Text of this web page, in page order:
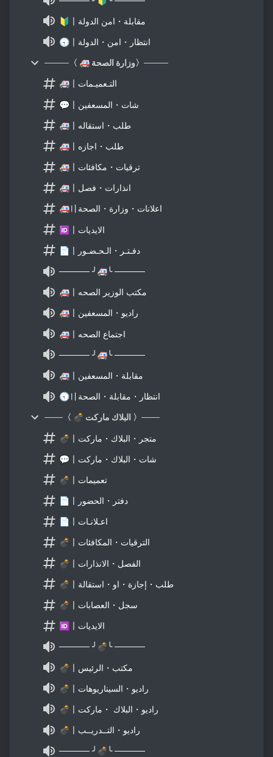
🔰〡مقابلة・امن الدولة
🕣〡انتظار・امن・الدولة
────〈 🚑 وزارة الصحة〉────
🚑〡التـعميـمات
💬〡شات・المسعفين
🚑〡طلب・استقاله
🚑〡طلب・اجازه
🚑〡ترقيات・مكافئات
🚑〡انذارات・فصل
🚑〢اعلانات・وزارة・الصحة
🆔〡الايديات
📄〡دفـتـر・الـحـضـور
───── ╯🚑╰ ─────
🚑〡مكتب الوزير الصحه
🚑〡راديو・المسعفين
🚑〡اجتماع الصحه
───── ╯🚑╰ ─────
🚑〡مقابلة・المسعفين
🕣〢انتظار・مقابلة・الصحة
───〈 💣 البلاك ماركت 〉───
💣〡متجر・البلاك・ماركت
💬〡شات・البلاك・ماركت
💣〡تعميمات
📄〡دفتر・الحضور
📄〡اعـلانـات
💣〡الترقيات・المكافئات
💣〡الفصل・الانذارات
💣〡طلب・إجازة・او・استقالة
💣〡سجل・العصابات
🆔〡الايديات
───── ╯💣╰ ─────
💣〡مكتب・الرئيس
💣〡راديو・السيناريوهات
💣〡راديو・البلاك ・ماركت
💣〡راديو・التــدريــب
───── ╯💣╰ ─────